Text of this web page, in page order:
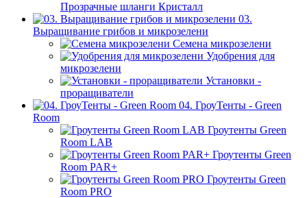
Прозрачные шланги Кристалл
03.
Выращивание грибов и микрозелени
Семена микрозелени
Удобрения для
микрозелени
Установки -
проращиватели
04. ГроуТенты - Green
Room
Гроутенты Green
Room LAB
Гроутенты Green
Room PAR+
Гроутенты Green
Room PRO